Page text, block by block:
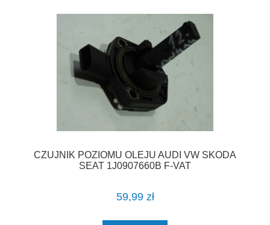
CZUJNIK POZIOMU OLEJU AUDI VW SKODA
SEAT 1J0907660B F-VAT
59,99 zł